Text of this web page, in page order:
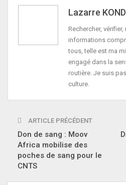
Lazarre
Rechercher,
informations
tous, telle est ma
engagé dans la
routière. Je suis
culture.
ARTICLE PRÉCÉDENT
Don de sang : Moov
Africa mobilise des
poches de sang pour le
CNTS